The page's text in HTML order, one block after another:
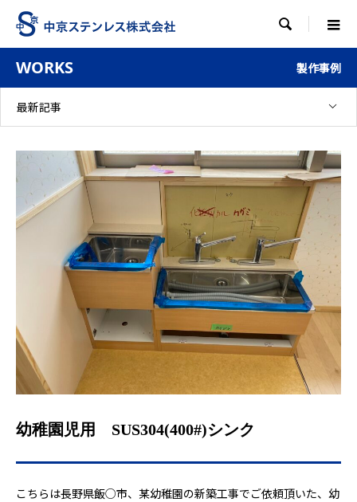

WORKS 製作事例
最新記事
幼稚園児用 SUS304(400#)シンク
こちらは長野県飯○市、某幼稚園の新築工事でご依頼頂いた、幼